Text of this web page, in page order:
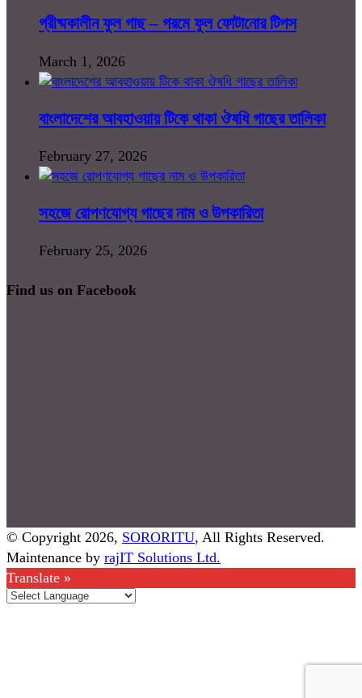
গ্রীষ্মকালীন ফুল গাছ – গরমে ফুল ফোটানোর টিপস
March 1, 2026
বাংলাদেশের আবহাওয়ায় টিকে থাকা ঔষধি গাছের তালিকা
February 27, 2026
সহজে রোপণযোগ্য গাছের নাম ও উপকারিতা
February 25, 2026
Find us on Facebook
© Copyright 2026, SORORITU, All Rights Reserved.
Maintenance by rajIT Solutions Ltd.
Translate »